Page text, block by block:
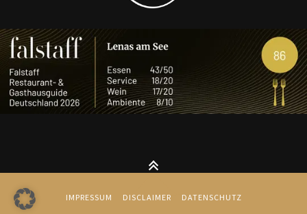
IMPRESSUM DISCLAIMER DATENSCHUTZ